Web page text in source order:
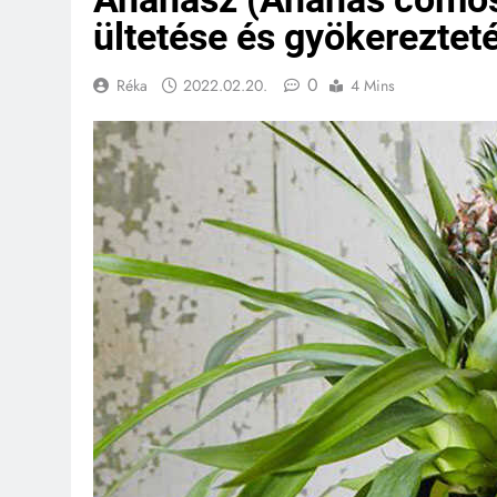
ültetése és
Réka 2022.02.20. 0 4 Mins